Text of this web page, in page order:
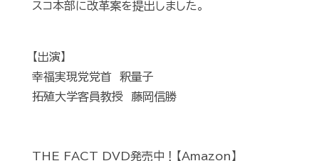
スコ本部に改革案を提出しました。
【出演】
幸福実現党党首 釈量子
拓殖大学客員教授 藤岡信勝
THE FACT DVD発売中！【Amazon】